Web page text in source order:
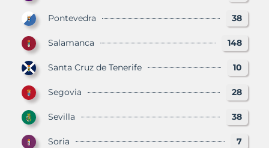
Pontevedra 38
Salamanca 148
Santa Cruz de Tenerife 10
Segovia 28
Sevilla 38
Soria 7